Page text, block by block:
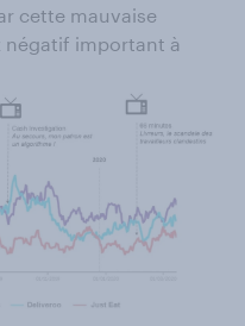
cette mauvaise
négatif important à